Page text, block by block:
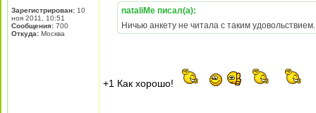
Зарегистрирован: 10
ноя 2011, 10:51
Сообщения: 700
Откуда: Москва
nataliMe писал(а):
Ничью анкету не читала с таким
+1 Как хорошо!